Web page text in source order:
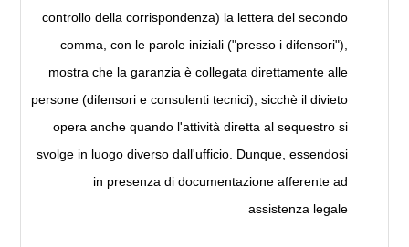
controllo della corrispondenza) la lettera del secondo
comma, con le parole iniziali ("presso i difensori"),
mostra che la garanzia è collegata direttamente alle
persone (difensori e consulenti tecnici), sicchè il divieto
opera anche quando l'attività diretta al sequestro si
svolge in luogo diverso dall'ufficio. Dunque, essendosi
in presenza di documentazione afferente ad
assistenza legale